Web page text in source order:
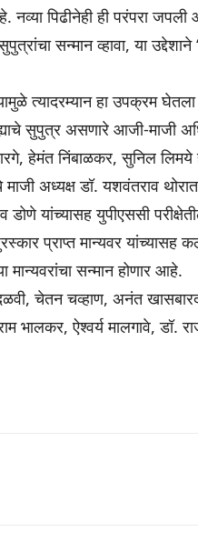
पिढीनेही ही परंपरा जपली
सन्मान व्हावा, या
त्यादरम्यान हा उपक्रम
सुपुत्र असणारे आजी-माजी
हेमंत निंबाळकर, सुनिल लिमये
माजी अध्यक्ष डॉ. यशवंतराव
डोणे यांच्यासह युपीएससी
प्राप्त मान्यवर यांच्यासह
मान्यवरांचा सन्मान होणार आहे.
चेतन चव्हाण, अनंत
भालकर, ऐश्वर्य मालगावे, डॉ.